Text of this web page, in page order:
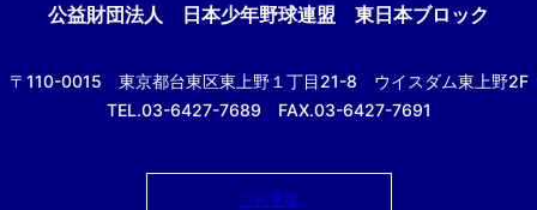
公益財団法人 日本少年野球連盟 東日本ブロック
〒110-0015 東京都台東区東上野１丁目21-8 ウイスダム東上野2F
TEL.03-6427-7689 FAX.03-6427-7691
ご意見箱